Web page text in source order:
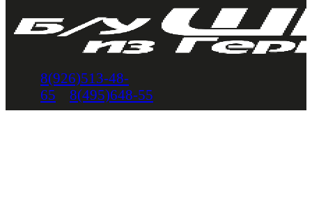
8(926)513-48-
65
8(495)648-55